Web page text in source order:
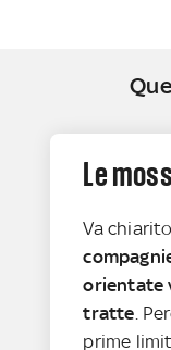
Le
Va
orientate
tratte .
prime